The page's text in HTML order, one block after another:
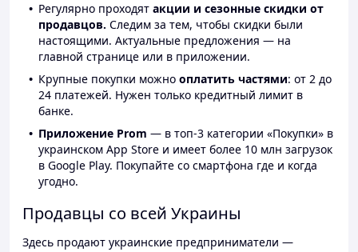
Регулярно проходят акции и сезонные скидки от
продавцов. Следим за тем, чтобы скидки были
настоящими. Актуальные предложения — на
главной странице или в приложении.
Крупные покупки можно оплатить частями: от 2 до
24 платежей. Нужен только кредитный лимит в
банке.
Приложение Prom — в топ-3 категории «Покупки» в
украинском App Store и имеет более 10 млн загрузок
в Google Play. Покупайте со смартфона где и когда
угодно.
Продавцы со всей Украины
Здесь продают украинские предприниматели —